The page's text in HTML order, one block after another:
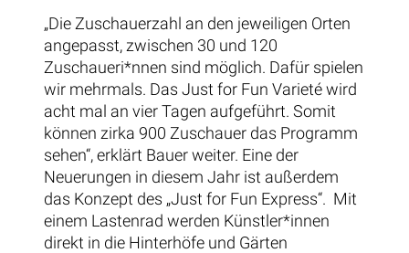
„Die Zuschauerzahl an den jeweiligen Orten
angepasst, zwischen 30 und 120
Zuschaueri*nnen sind möglich. Dafür spielen
wir mehrmals. Das Just for Fun Varieté wird
acht mal an vier Tagen aufgeführt. Somit
können zirka 900 Zuschauer das Programm
sehen“, erklärt Bauer weiter. Eine der
Neuerungen in diesem Jahr ist außerdem
das Konzept des „Just for Fun Express“. Mit
einem Lastenrad werden Künstler*innen
direkt in die Hinterhöfe und Gärten